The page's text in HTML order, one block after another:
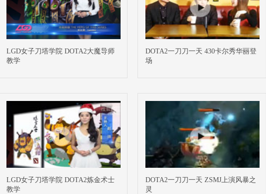
LGD女子刀塔学院 DOTA2大魔导师
教学
DOTA2一刀刀一天 430卡尔秀华丽登
场
LGD女子刀塔学院 DOTA2炼金术士
教学
DOTA2一刀刀一天 ZSMJ上演风暴之
灵